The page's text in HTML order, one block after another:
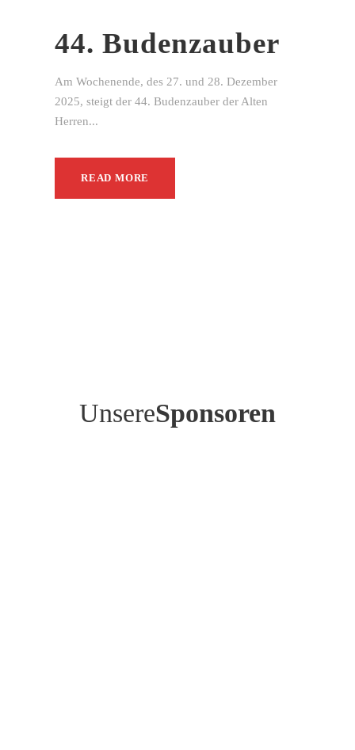
44. Budenzauber
Am Wochenende, des 27. und 28. Dezember
2025, steigt der 44. Budenzauber der Alten
Herren...
READ MORE
UnsereSponsoren